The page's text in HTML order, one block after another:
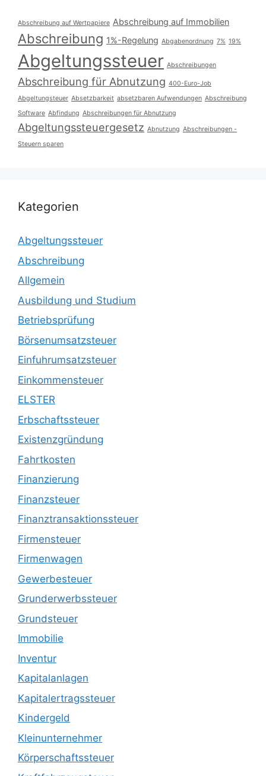
Abschreibung auf Wertpapiere Abschreibung auf Immobilien
Abschreibung 1%-Regelung Abgabenordnung 7% 19%
Abgeltungssteuer Abschreibungen
Abschreibung für Abnutzung 400-Euro-Job
Abgeltungsteuer Absetzbarkeit absetzbaren Aufwendungen Abschreibung
Software Abfindung Abschreibungen für Abnutzung
Abgeltungssteuergesetz Abnutzung Abschreibungen -
Steuern sparen
Kategorien
Abgeltungssteuer
Abschreibung
Allgemein
Ausbildung und Studium
Betriebsprüfung
Börsenumsatzsteuer
Einfuhrumsatzsteuer
Einkommensteuer
ELSTER
Erbschaftssteuer
Existenzgründung
Fahrtkosten
Finanzierung
Finanzsteuer
Finanztransaktionssteuer
Firmensteuer
Firmenwagen
Gewerbesteuer
Grunderwerbssteuer
Grundsteuer
Immobilie
Inventur
Kapitalanlagen
Kapitalertragssteuer
Kindergeld
Kleinunternehmer
Körperschaftssteuer